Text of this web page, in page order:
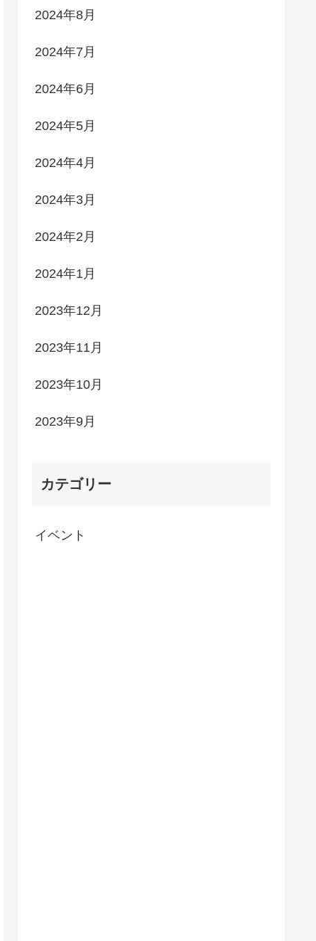
2024年8月
2024年7月
2024年6月
2024年5月
2024年4月
2024年3月
2024年2月
2024年1月
2023年12月
2023年11月
2023年10月
2023年9月
カテゴリー
イベント